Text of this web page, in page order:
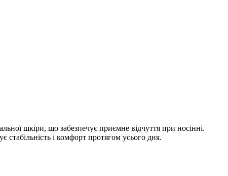
шкіри, що забезпечує приємне відчуття при носінні.
і комфорт протягом усього дня.